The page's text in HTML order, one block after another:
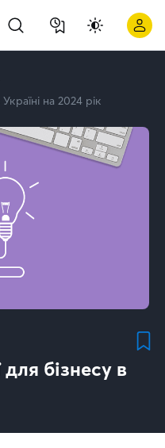
на 2024 рік
для бізнесу в
на 2024 рік